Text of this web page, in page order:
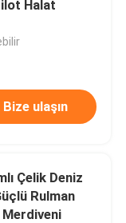
Halat
Bize ulaşın
Çelik Deniz
Rulman
Merdiveni